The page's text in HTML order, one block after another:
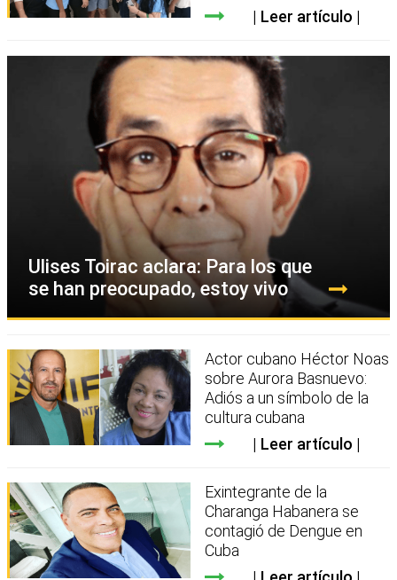
Leer artículo
Ulises Toirac aclara: Para los que
se han preocupado, estoy vivo
Actor cubano Héctor Noas
sobre Aurora Basnuevo:
Adiós a un símbolo de la
cultura cubana
Leer artículo
Exintegrante de la
Charanga Habanera se
contagió de Dengue en
Cuba